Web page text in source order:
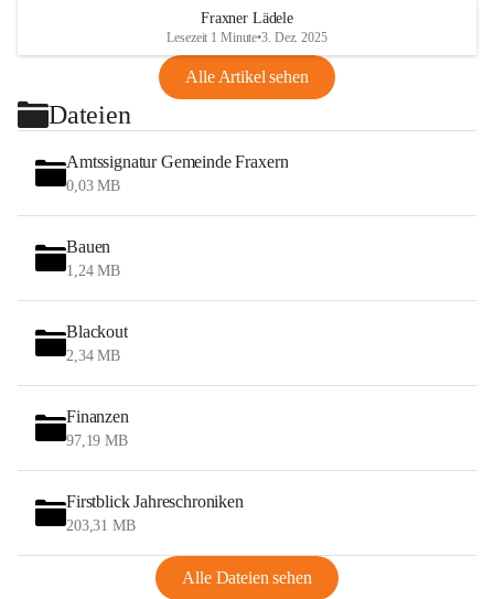
Fraxner Lädele
Lesezeit 1 Minute•3. Dez. 2025
Alle Artikel sehen
Dateien
Amtssignatur Gemeinde Fraxern
0,03 MB
Bauen
1,24 MB
Blackout
2,34 MB
Finanzen
97,19 MB
Firstblick Jahreschroniken
203,31 MB
Alle Dateien sehen